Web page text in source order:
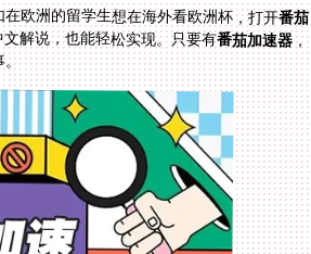
欧洲的留学生想在海外看欧洲杯，打开番茄
解说，也能轻松实现。只要有番茄加速器，
。